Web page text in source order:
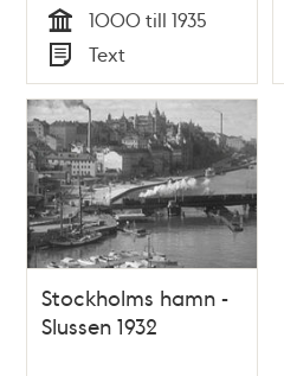
Tid
1000 till 1935
Typ
Text
Stockholms hamn -
Slussen 1932